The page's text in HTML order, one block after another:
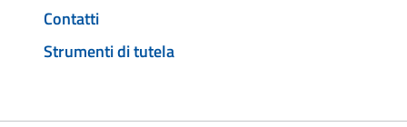
Contatti
Strumenti di tutela